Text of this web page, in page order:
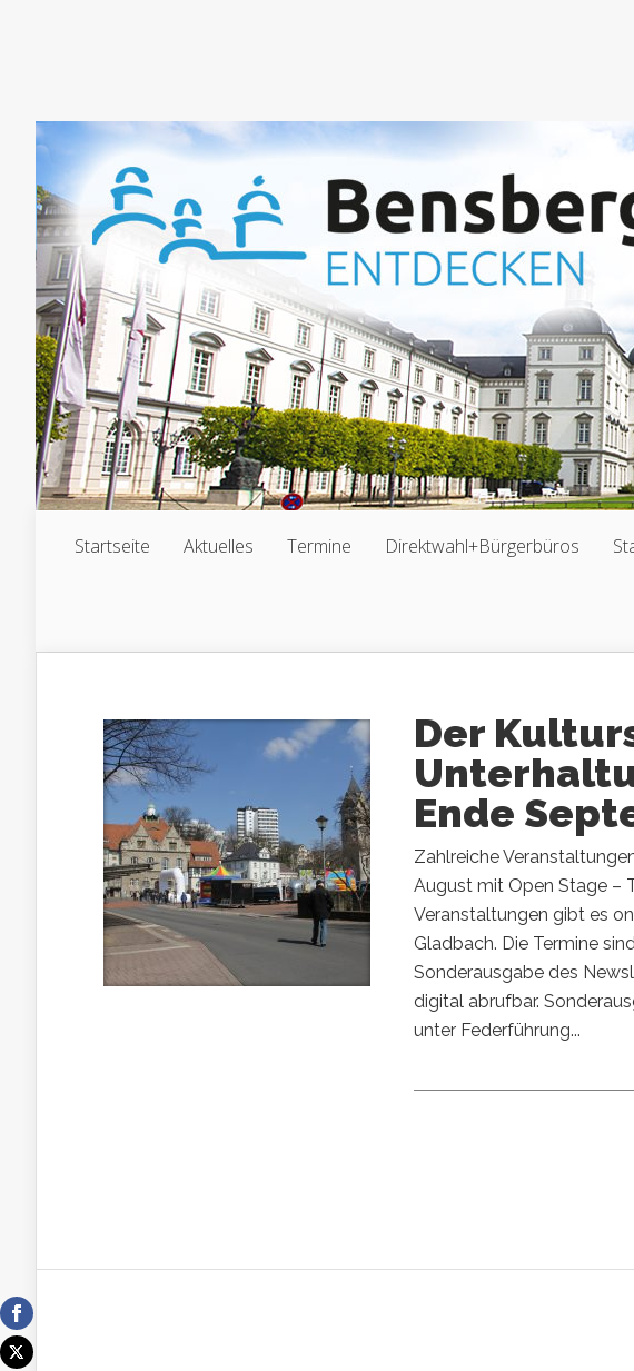
Startseite Aktuelles Termine Direktwahl+Bürgerbüros
Der
Ende
Zahlreiche
August mit Open Stage –
Veranstaltungen gibt es
Gladbach. Die Termine
Sonderausgabe des
digital abrufbar.
unter Federführung...